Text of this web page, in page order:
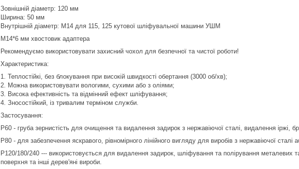
Зовнішній діаметр: 120 мм
Ширина: 50 мм
Внутрішній діаметр: M14 для 115, 125 кутової шліфувальної машини УШМ
M14*6 мм хвостовик адаптера
Рекомендуємо використовувати захисний чохол для безпечної та чистої роботи!
Характеристика:
1. Теплостійкі, без блокування при високій швидкості обертання (3000 об/хв);
2. Можна використовувати вологими, сухими або з оліями;
3. Висока ефективність та відмінний ефект шліфування;
4. Зносостійкий, із тривалим терміном служби.
Застосування:
P60 - груба зернистість для очищення та видалення задирок з нержавіючої сталі, видалення іржі,
P80 - для забезпечення яскравого, рівномірного лінійного вигляду для виробів з нержавіючої
P120/180/240 --- використовується для видалення задирок, шліфування та полірування металевих
поверхня та інші дерев'яні вироби.